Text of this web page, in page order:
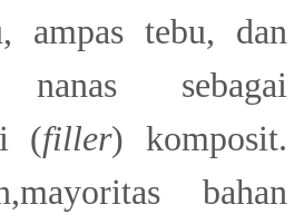
ampas tebu, dan
nanas sebagai
(filler) komposit.
bahan